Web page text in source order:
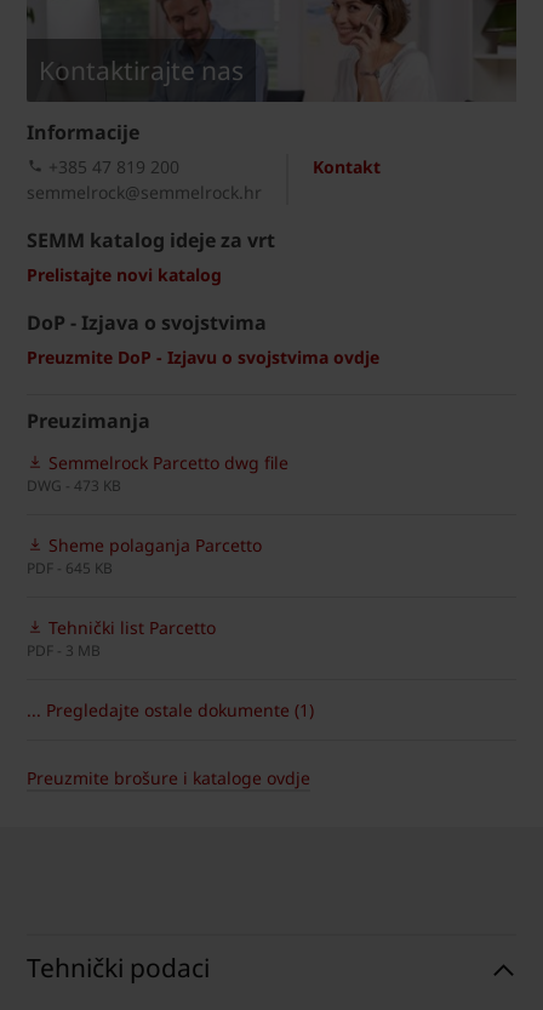
Kontaktirajte nas
Informacije
Kontakt
+385 47 819 200​
semmelrock@semmelrock.hr
SEMM katalog ideje za vrt
Prelistajte novi katalog
DoP - Izjava o svojstvima
Preuzmite DoP - Izjavu o svojstvima ovdje
Preuzimanja
Semmelrock Parcetto dwg file
DWG - 473 KB
Sheme polaganja Parcetto
PDF - 645 KB
Tehnički list Parcetto
PDF - 3 MB
... Pregledajte ostale dokumente (1)
Preuzmite brošure i kataloge ovdje
Tehnički podaci